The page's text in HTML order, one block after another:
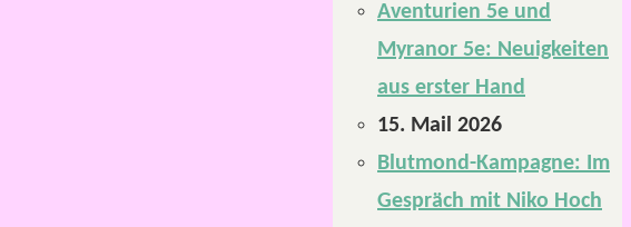
Aventurien 5e und
Myranor 5e: Neuigkeiten
aus erster Hand
15. Mail 2026
Blutmond-Kampagne: Im
Gespräch mit Niko Hoch